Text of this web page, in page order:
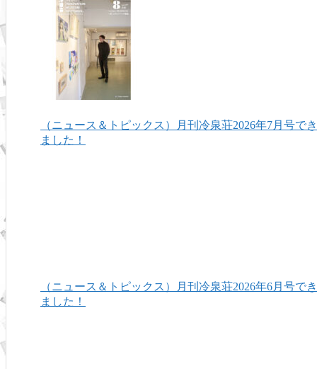
（ニュース＆トピックス）月刊冷泉荘2026年7月号でき
ました！
（ニュース＆トピックス）月刊冷泉荘2026年6月号でき
ました！